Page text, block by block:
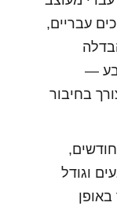
עבריים,
—
בחיבור
וגודל